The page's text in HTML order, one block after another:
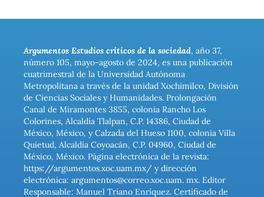
Argumentos Estudios críticos de la sociedad, año 37,
número 105, mayo-agosto de 2024, es una publicación
cuatrimestral de la Universidad Autónoma
Metropolitana a través de la unidad Xochimilco, División
de Ciencias Sociales y Humanidades. Prolongación
Canal de Miramontes 3855, colonia Rancho Los
Colorines, Alcaldía Tlalpan, C.P. 14386, Ciudad de
México, México, y Calzada del Hueso 1100, colonia Villa
Quietud, Alcaldía Coyoacán, C.P. 04960, Ciudad de
México, México. Página electrónica de la revista:
https://argumentos.xoc.uam.mx/ y dirección
electrónica: argumentos@correo.xoc.uam. mx. Editor
Responsable: Manuel Triano Enríquez. Certificado de